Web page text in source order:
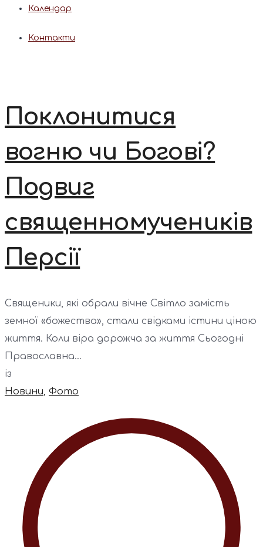
Календар
Контакти
Поклонитися
вогню чи Богові?
Подвиг
священномучеників
Персії
Священики, які обрали вічне Світло замість
земної «божества», стали свідками істини ціною
життя. Коли віра дорожча за життя Сьогодні
Православна...
із
Новини, Фото